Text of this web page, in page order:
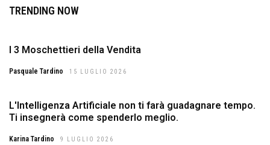
TRENDING NOW
I 3 Moschettieri della Vendita
Pasquale Tardino 15 LUGLIO 2026
L'Intelligenza Artificiale non ti farà guadagnare tempo.
Ti insegnerà come spenderlo meglio.
Karina Tardino 9 LUGLIO 2026